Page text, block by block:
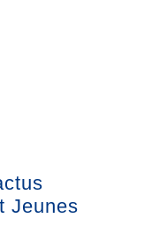
Jeunes